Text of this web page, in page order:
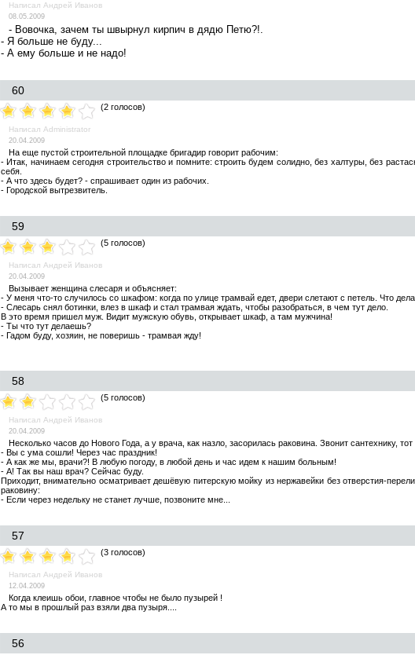
Написал Андрей Иванов
08.05.2009
- Вовочка, зачем ты швыpнул киpпич в дядю Петю?!.
- Я больше не буду...
- А ему больше и не надо!
60
(2 голосов)
Написал Administrator
20.04.2009
На еще пустой строительной площадке бригадир говорит рабочим:
- Итак, начинаем сегодня строительство и помните: строить будем солидно, без халтуры, без
себя.
- А что здесь будет? - спрашивает один из рабочих.
- Городской вытрезвитель.
59
(5 голосов)
Написал Андрей Иванов
20.04.2009
Вызывает женщина слесаря и объясняет:
- У меня что-то случилось со шкафом: когда по улице трамвай едет, двери слетают с петель. Что
- Слесарь снял ботинки, влез в шкаф и стал трамвая ждать, чтобы разобраться, в чем тут дело.
В это время пришел муж. Видит мужскую обувь, открывает шкаф, а там мужчина!
- Ты что тут делаешь?
- Гадом буду, хозяин, не поверишь - трамвая жду!
58
(5 голосов)
Написал Андрей Иванов
20.04.2009
Несколько часов до Нового Года, а у врача, как назло, засорилась раковина. Звонит сантехнику,
- Вы с ума сошли! Через час праздник!
- А как же мы, врачи?! В любую погоду, в любой день и час идем к нашим больным!
- А! Так вы наш врач? Сейчас буду.
Приходит, внимательно осматривает дешёвую питерскую мойку из нержавейки без отверстия-
раковину:
- Если через недельку не станет лучше, позвоните мне...
57
(3 голосов)
Написал Андрей Иванов
12.04.2009
Когда клеишь обои, главное чтобы не было пузырей !
А то мы в прошлый раз взяли два пузыря....
56